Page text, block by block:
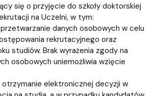
się o przyjęcie do szkoły doktorskiej
na Uczelni, w tym:
danych osobowych w celu
rekrutacyjnego oraz
studiów. Brak wyrażenia zgody na
osobowych uniemożliwia wzięcie
otrzymanie elektronicznej decyzji w